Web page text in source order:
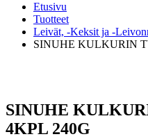
Etusivu
Tuotteet
Leivät, -Keksit ja -
SINUHE KULKURIN
SINUHE
4KPL 240G